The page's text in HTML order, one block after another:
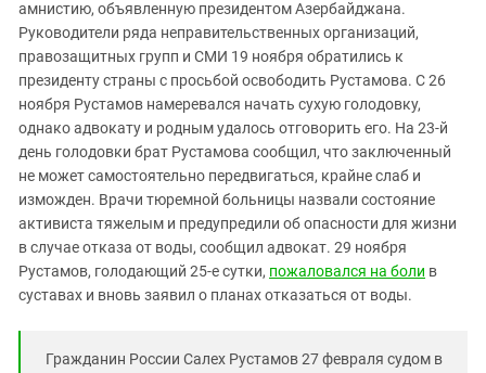
ЮФО
амнистию, объявленную президентом Азербайджана.
Руководители ряда неправительственных организаций,
правозащитных групп и СМИ 19 ноября обратились к
президенту страны с просьбой освободить Рустамова. С 26
ноября Рустамов намеревался начать сухую голодовку,
однако адвокату и родным удалось отговорить его. На 23-й
день голодовки брат Рустамова сообщил, что заключенный
не может самостоятельно передвигаться, крайне слаб и
изможден. Врачи тюремной больницы назвали состояние
активиста тяжелым и предупредили об опасности для жизни
в случае отказа от воды, сообщил адвокат. 29 ноября
Рустамов, голодающий 25-е сутки, пожаловался на боли в
суставах и вновь заявил о планах отказаться от воды.
Гражданин России Салех Рустамов 27 февраля судом в